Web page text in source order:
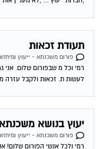
תעודת זכאות
פורום משכנתא - ייעוץ ומיחזור
רמי וכל מ שבפורום שלום. אני
לעשות ת. זכאות ולקבל עזרה
יעוץ בנושא
פורום משכנתא - ייעוץ
ויש לנו הון עצמי של 300K ש"ח. לי ולבת זוגתי יש...